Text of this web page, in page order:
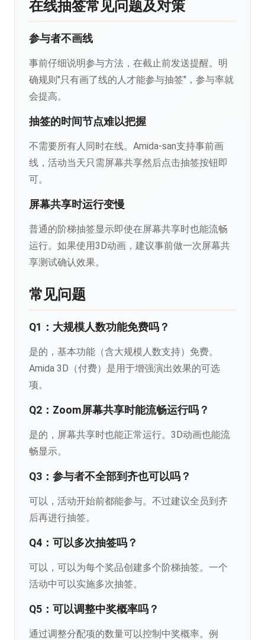
在线抽签常见问题及对策
参与者不画线
事前仔细说明参与方法，在截止前发送提醒。明
确规则"只有画了线的人才能参与抽签"，参与率就
会提高。
抽签的时间节点难以把握
不需要所有人同时在线。Amida-san支持事前画
线，活动当天只需屏幕共享然后点击抽签按钮即
可。
屏幕共享时运行变慢
普通的阶梯抽签显示即使在屏幕共享时也能流畅
运行。如果使用3D动画，建议事前做一次屏幕共
享测试确认效果。
常见问题
Q1：大规模人数功能免费吗？
是的，基本功能（含大规模人数支持）免费。
Amida 3D（付费）是用于增强演出效果的可选
项。
Q2：Zoom屏幕共享时能流畅运行吗？
是的，屏幕共享时也能正常运行。3D动画也能流
畅显示。
Q3：参与者不全部到齐也可以吗？
可以，活动开始前都能参与。不过建议全员到齐
后再进行抽签。
Q4：可以多次抽签吗？
可以，可以为每个奖品创建多个阶梯抽签。一个
活动中可以实施多次抽签。
Q5：可以调整中奖概率吗？
通过调整分配项的数量可以控制中奖概率。例